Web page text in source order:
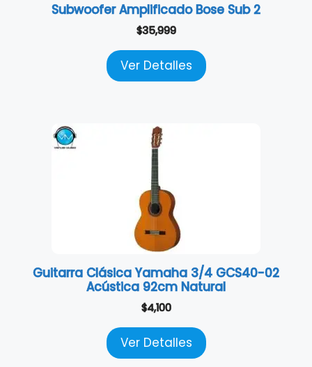
Subwoofer Amplificado Bose Sub 2
$35,999
Ver Detalles
Guitarra Clásica Yamaha 3/4 GCS40-02
Acústica 92cm Natural
$4,100
Ver Detalles